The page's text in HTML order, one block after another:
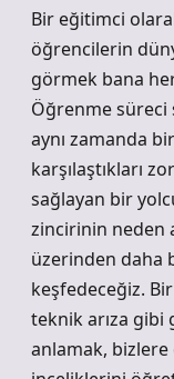
Bir eğitimci
öğrencilerin
görmek bana
Öğrenme süreci
aynı zamanda
karşılaştıkları
sağlayan bir
zincirinin neden
üzerinden daha
keşfedeceğiz.
teknik arıza
anlamak,